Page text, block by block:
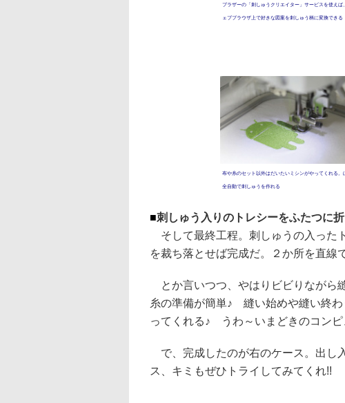
ブラザーの「刺しゅうクリエイター」サービスを使えば
ェブブラウザ上で好きな図案を刺しゅう柄に変換できる
布や糸のセット以外はだいたいミシンがやってくれる。
全自動で刺しゅうを作れる
■刺しゅう入りのトレシーをふたつに
そして最終工程。刺しゅうの入った
を裁ち落とせば完成だ。２か所を直線
とか言いつつ、やはりビビりながら
糸の準備が簡単♪ 縫い始めや縫い終
ってくれる♪ うわ～いまどきのコンピ
で、完成したのが右のケース。出し
ス、キミもぜひトライしてみてくれ!!